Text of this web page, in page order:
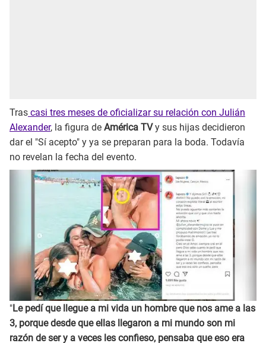
Tras casi tres meses de oficializar su relación con Julián
Alexander, la figura de América TVy sus hijas decidieron
dar el "Sí acepto" y ya se preparan para la boda. Todavía
no revelan la fecha del evento.
"Le pedí que llegue a mi vida un hombre que nos ame a las
3, porque desde que ellas llegaron a mi mundo son mi
razón de ser y a veces les confieso, pensaba que eso era